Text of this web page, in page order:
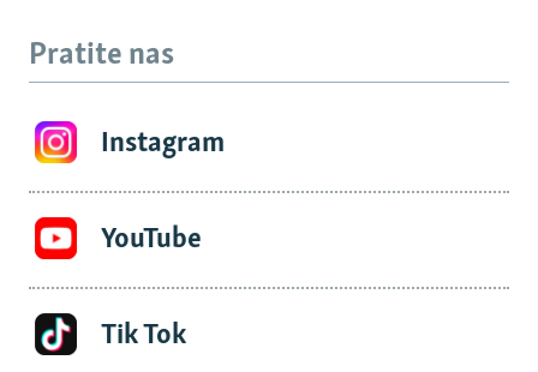
Pratite nas
Instagram
YouTube
Tik Tok